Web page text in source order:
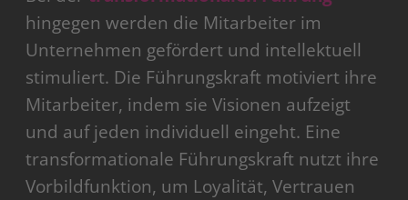
hingegen werden die Mitarbeiter im
Unternehmen gefördert und intellektuell
stimuliert. Die Führungskraft motiviert ihre
Mitarbeiter, indem sie Visionen aufzeigt
und auf jeden individuell eingeht. Eine
transformationale Führungskraft nutzt ihre
Vorbildfunktion, um Loyalität, Vertrauen